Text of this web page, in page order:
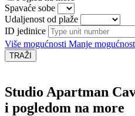
Spavaće sobe
Udaljenost od plaže
ID jedinice
Više mogućnosti Manje
Studio Apartman
i pogledom na more